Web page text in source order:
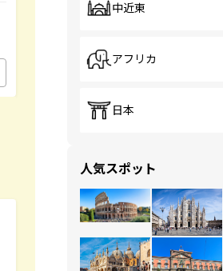
中近東
アフリカ
日本
人気スポット